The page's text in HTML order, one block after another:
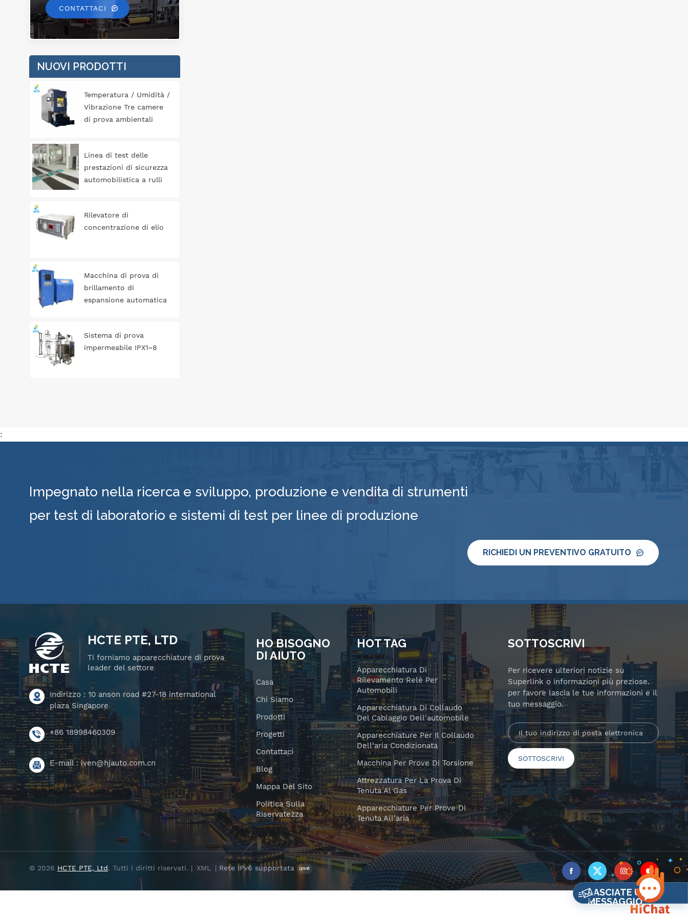
CONTATTACI
NUOVI PRODOTTI
Temperatura / Umidità /
Vibrazione Tre camere
di prova ambientali
Linea di test delle
prestazioni di sicurezza
automobilistica a rulli
Rilevatore di
concentrazione di elio
Macchina di prova di
brillamento di
espansione automatica
Sistema di prova
impermeabile IPX1~8
:
Impegnato nella ricerca e sviluppo, produzione e vendita di strumenti
per test di laboratorio e sistemi di test per linee di produzione
RICHIEDI UN PREVENTIVO GRATUITO
HCTE PTE, LTD
Ti forniamo apparecchiature di prova
leader del settore
Indirizzo : 10 anson road #27-18 international
plaza Singapore
+86 18998460309
E-mail :iven@hjauto.com.cn
SOTTOSCRIVI
Per ricevere ulteriori notizie su
Superlink o informazioni più preziose.
per favore lascia le tue informazioni e il
tuo messaggio.
HO BISOGNO
DI AIUTO
Casa
Chi Siamo
Prodotti
Progetti
Contattaci
Blog
Mappa Del Sito
Politica Sulla
Riservatezza
HOT TAG
Apparecchiatura Di
Rilevamento Relè Per
Automobili
Apparecchiatura Di Collaudo
Del Cablaggio Dell'automobile
Apparecchiature Per Il Collaudo
Dell'aria Condizionata
Macchina Per Prove Di Torsione
Attrezzatura Per La Prova Di
Tenuta Al Gas
Apparecchiature Per Prove Di
Tenuta All'aria
© 2026 HCTE PTE, Ltd. Tutti i diritti riservati. | XML | Rete IPv6 supportata
LASCIATE UN
MESSAGGIO